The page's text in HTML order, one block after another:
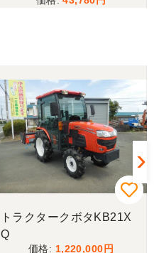
トラクタークボタKB21X
Q
1,220,000